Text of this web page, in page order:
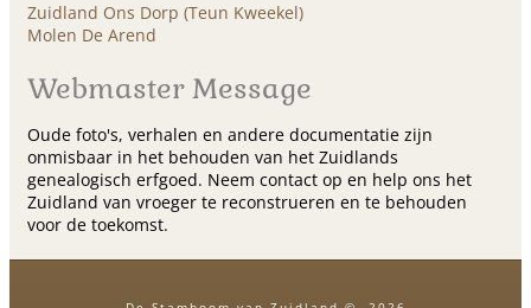
Zuidland Ons Dorp (Teun Kweekel)
Molen De Arend
Webmaster Message
Oude foto's, verhalen en andere documentatie zijn
onmisbaar in het behouden van het Zuidlands
genealogisch erfgoed. Neem contact op en help ons het
Zuidland van vroeger te reconstrueren en te behouden
voor de toekomst.